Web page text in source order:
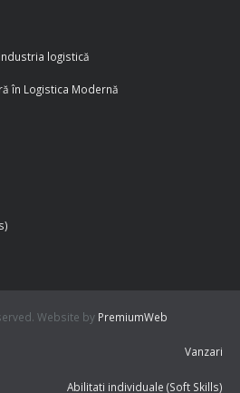
logistică
în Logistica Modernă
Website by PremiumWeb
Vanzari
Abilitati individuale (Soft Skills)